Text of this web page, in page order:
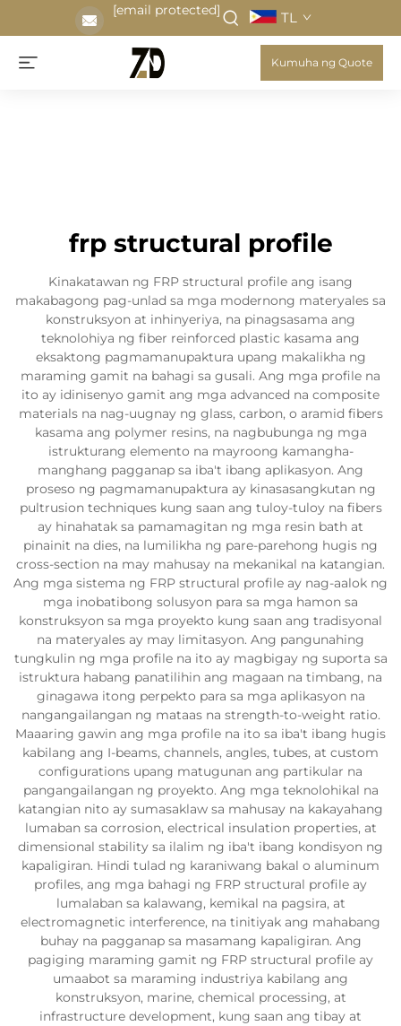
[email protected] TL
Kumuha ng Quote
frp structural profile
Kinakatawan ng FRP structural profile ang isang
makabagong pag-unlad sa mga modernong materyales sa
konstruksyon at inhinyeriya, na pinagsasama ang
teknolohiya ng fiber reinforced plastic kasama ang
eksaktong pagmamanupaktura upang makalikha ng
maraming gamit na bahagi sa gusali. Ang mga profile na
ito ay idinisenyo gamit ang mga advanced na composite
materials na nag-uugnay ng glass, carbon, o aramid fibers
kasama ang polymer resins, na nagbubunga ng mga
istrukturang elemento na mayroong kamangha-
manghang pagganap sa iba't ibang aplikasyon. Ang
proseso ng pagmamanupaktura ay kinasasangkutan ng
pultrusion techniques kung saan ang tuloy-tuloy na fibers
ay hinahatak sa pamamagitan ng mga resin bath at
pinainit na dies, na lumilikha ng pare-parehong hugis ng
cross-section na may mahusay na mekanikal na katangian.
Ang mga sistema ng FRP structural profile ay nag-aalok ng
mga inobatibong solusyon para sa mga hamon sa
konstruksyon sa mga proyekto kung saan ang tradisyonal
na materyales ay may limitasyon. Ang pangunahing
tungkulin ng mga profile na ito ay magbigay ng suporta sa
istruktura habang panatilihin ang magaan na timbang, na
ginagawa itong perpekto para sa mga aplikasyon na
nangangailangan ng mataas na strength-to-weight ratio.
Maaaring gawin ang mga profile na ito sa iba't ibang hugis
kabilang ang I-beams, channels, angles, tubes, at custom
configurations upang matugunan ang partikular na
pangangailangan ng proyekto. Ang mga teknolohikal na
katangian nito ay sumasaklaw sa mahusay na kakayahang
lumaban sa corrosion, electrical insulation properties, at
dimensional stability sa ilalim ng iba't ibang kondisyon ng
kapaligiran. Hindi tulad ng karaniwang bakal o aluminum
profiles, ang mga bahagi ng FRP structural profile ay
lumalaban sa kalawang, kemikal na pagsira, at
electromagnetic interference, na tinitiyak ang mahabang
buhay na pagganap sa masamang kapaligiran. Ang
pagiging maraming gamit ng FRP structural profile ay
umaabot sa maraming industriya kabilang ang
konstruksyon, marine, chemical processing, at
infrastructure development, kung saan ang tibay at